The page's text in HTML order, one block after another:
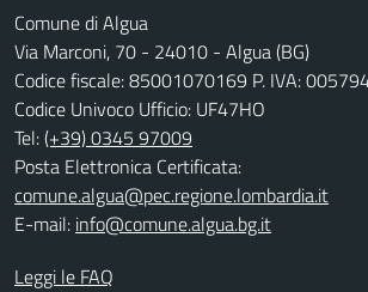
Comune di Algua
Via Marconi, 70 - 24010 - Algua (BG)
Codice fiscale: 85001070169 P. IVA:
Codice Univoco Ufficio: UF47HO
Tel:(+39) 0345 97009
Posta Elettronica Certificata:
comune.algua@pec.regione.lombardia.it
E-mail: info@comune.algua.bg.it
Leggi le FAQ